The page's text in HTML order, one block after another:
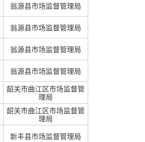
翁源县市场监督管理局
翁源县市场监督管理局
翁源县市场监督管理局
翁源县市场监督管理局
韶关市曲江区市场监督管
理局
韶关市曲江区市场监督管
理局
新丰县市场监督管理局